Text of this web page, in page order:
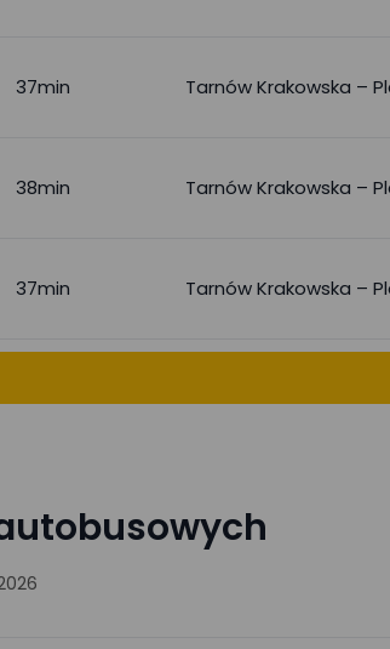
37min Tarnów Krakowska –
38min Tarnów Krakowska –
37min Tarnów Krakowska –